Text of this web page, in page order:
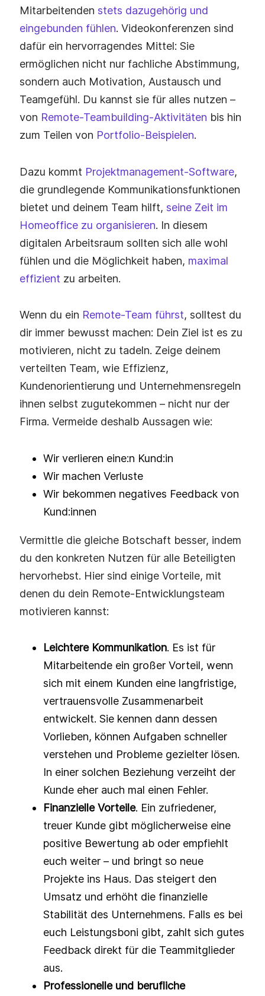
Mitarbeitenden stets dazugehörig und
eingebunden fühlen. Videokonferenzen sind
dafür ein hervorragendes Mittel: Sie
ermöglichen nicht nur fachliche Abstimmung,
sondern auch Motivation, Austausch und
Teamgefühl. Du kannst sie für alles nutzen –
von Remote-Teambuilding-Aktivitäten bis hin
zum Teilen von Portfolio-Beispielen.
Dazu kommt Projektmanagement-Software,
die grundlegende Kommunikationsfunktionen
bietet und deinem Team hilft, seine Zeit im
Homeoffice zu organisieren. In diesem
digitalen Arbeitsraum sollten sich alle wohl
fühlen und die Möglichkeit haben, maximal
effizient zu arbeiten.
Wenn du ein Remote-Team führst, solltest du
dir immer bewusst machen: Dein Ziel ist es zu
motivieren, nicht zu tadeln. Zeige deinem
verteilten Team, wie Effizienz,
Kundenorientierung und Unternehmensregeln
ihnen selbst zugutekommen – nicht nur der
Firma. Vermeide deshalb Aussagen wie:
Wir verlieren eine:n Kund:in
Wir machen Verluste
Wir bekommen negatives Feedback von
Kund:innen
Vermittle die gleiche Botschaft besser, indem
du den konkreten Nutzen für alle Beteiligten
hervorhebst. Hier sind einige Vorteile, mit
denen du dein Remote-Entwicklungsteam
motivieren kannst:
Leichtere Kommunikation. Es ist für
Mitarbeitende ein großer Vorteil, wenn
sich mit einem Kunden eine langfristige,
vertrauensvolle Zusammenarbeit
entwickelt. Sie kennen dann dessen
Vorlieben, können Aufgaben schneller
verstehen und Probleme gezielter lösen.
In einer solchen Beziehung verzeiht der
Kunde eher auch mal einen Fehler.
Finanzielle Vorteile. Ein zufriedener,
treuer Kunde gibt möglicherweise eine
positive Bewertung ab oder empfiehlt
euch weiter – und bringt so neue
Projekte ins Haus. Das steigert den
Umsatz und erhöht die finanzielle
Stabilität des Unternehmens. Falls es bei
euch Leistungsboni gibt, zahlt sich gutes
Feedback direkt für die Teammitglieder
aus.
Professionelle und berufliche